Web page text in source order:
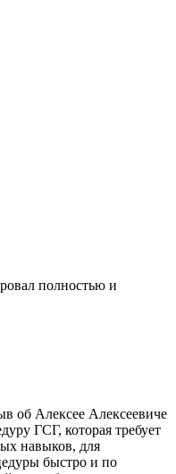
полностью и
об Алексее Алексеевиче
ГСГ, которая требует
навыков, для
быстро и по